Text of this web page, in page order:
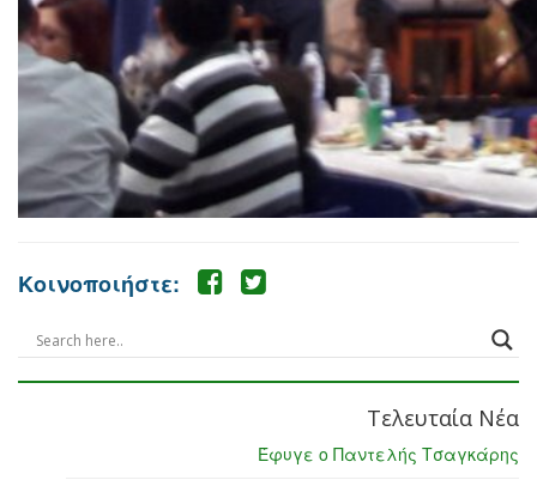
Κοινοποιήστε:
Τελευταία Νέα
Έφυγε ο Παντελής Τσαγκάρης